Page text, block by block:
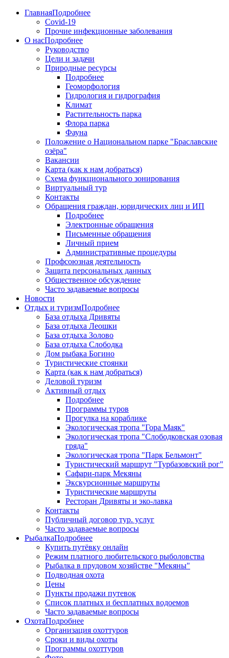
ГлавнаяПодробнее
Covid-19
Прочие инфекционные заболевания
О насПодробнее
Руководство
Цели и задачи
Природные ресурсы
Подробнее
Геоморфология
Гидрология и гидрография
Климат
Растительность парка
Флора парка
Фауна
Положение о Национальном парке "Браславские
озёра"
Вакансии
Карта (как к нам добраться)
Схема функционального зонирования
Виртуальный тур
Контакты
Обращения граждан, юридических лиц и ИП
Подробнее
Электронные обращения
Письменные обращения
Личный прием
Административные процедуры
Профсоюзная деятельность
Защита персональных данных
Общественное обсуждение
Часто задаваемые вопросы
Новости
Отдых и туризмПодробнее
База отдыха Дривяты
База отдыха Леошки
База отдыха Золово
База отдыха Слободка
Дом рыбака Богино
Туристические стоянки
Карта (как к нам добраться)
Деловой туризм
Активный отдых
Подробнее
Программы туров
Прогулка на кораблике
Экологическая тропа "Гора Маяк"
Экологическая тропа "Слободковская озовая
гряда"
Экологическая тропа "Парк Бельмонт"
Туристический маршрут "Турбазовский рог"
Сафари-парк Мекяны
Экскурсионные маршруты
Туристические маршруты
Ресторан Дривяты и эко-лавка
Контакты
Публичный договор тур. услуг
Часто задаваемые вопросы
РыбалкаПодробнее
Купить путёвку онлайн
Режим платного любительского рыболовства
Рыбалка в прудовом хозяйстве "Мекяны"
Подводная охота
Цены
Пункты продажи путевок
Список платных и бесплатных водоемов
Часто задаваемые вопросы
ОхотаПодробнее
Организация охоттуров
Сроки и виды охоты
Программы охоттуров